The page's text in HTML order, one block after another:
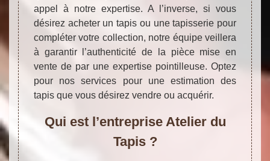
appel à notre expertise. A l’inverse, si vous
désirez acheter un tapis ou une tapisserie pour
compléter votre collection, notre équipe veillera
à garantir l’authenticité de la pièce mise en
vente de par une expertise pointilleuse. Optez
pour nos services pour une estimation des
tapis que vous désirez vendre ou acquérir.
Qui est l’entreprise Atelier du
Tapis ?